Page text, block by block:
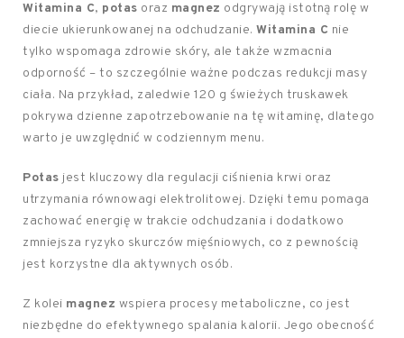
Witamina C, potas oraz magnez odgrywają istotną rolę w
diecie ukierunkowanej na odchudzanie. Witamina C nie
tylko wspomaga zdrowie skóry, ale także wzmacnia
odporność – to szczególnie ważne podczas redukcji masy
ciała. Na przykład, zaledwie 120 g świeżych truskawek
pokrywa dzienne zapotrzebowanie na tę witaminę, dlatego
warto je uwzględnić w codziennym menu.
Potas jest kluczowy dla regulacji ciśnienia krwi oraz
utrzymania równowagi elektrolitowej. Dzięki temu pomaga
zachować energię w trakcie odchudzania i dodatkowo
zmniejsza ryzyko skurczów mięśniowych, co z pewnością
jest korzystne dla aktywnych osób.
Z kolei magnez wspiera procesy metaboliczne, co jest
niezbędne do efektywnego spalania kalorii. Jego obecność